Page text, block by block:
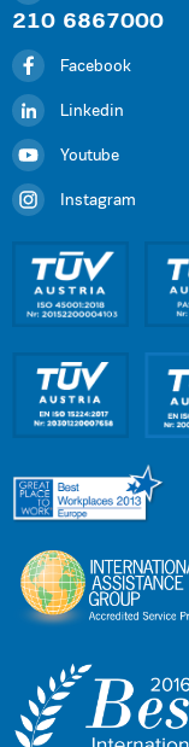
210 6867000
Facebook
Linkedin
Youtube
Instagram